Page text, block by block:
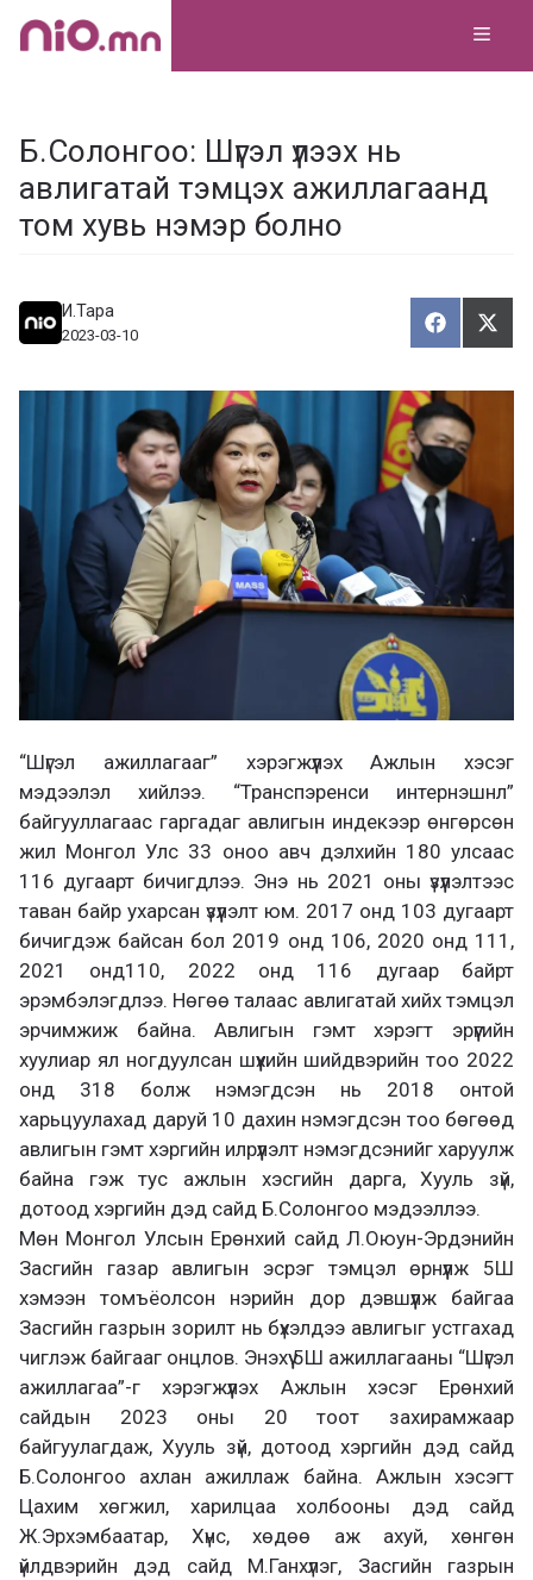
Skip
Б.Солонгоо: Шүгэл үлээх нь
авлигатай тэмцэх ажиллагаанд
том хувь нэмэр болно
И.Тара
2023-03-10
Х
у
а
а
л
ц
а
х
Т
э
“Шүгэл ажиллагааг” хэрэгжүүлэх Ажлын хэсэг
мэдээлэл хийлээ. “Транспэренси интернэшнл”
байгууллагаас гаргадаг авлигын индекээр өнгөрсөн
жил Монгол Улс 33 оноо авч дэлхийн 180 улсаас
116 дугаарт бичигдлээ. Энэ нь 2021 оны үзүүлэлтээс
таван байр ухарсан үзүүлэлт юм. 2017 онд 103 дугаарт
бичигдэж байсан бол 2019 онд 106, 2020 онд 111,
2021 онд110, 2022 онд 116 дугаар байрт
эрэмбэлэгдлээ. Нөгөө талаас авлигатай хийх тэмцэл
эрчимжиж байна. Авлигын гэмт хэрэгт эрүүгийн
хуулиар ял ногдуулсан шүүхийн шийдвэрийн тоо 2022
онд 318 болж нэмэгдсэн нь 2018 онтой
харьцуулахад даруй 10 дахин нэмэгдсэн тоо бөгөөд
авлигын гэмт хэргийн илрүүлэлт нэмэгдсэнийг харуулж
байна гэж тус ажлын хэсгийн дарга, Хууль зүй,
дотоод хэргийн дэд сайд Б.Солонгоо мэдээллээ.
Мөн Монгол Улсын Ерөнхий сайд Л.Оюун-Эрдэнийн
Засгийн газар авлигын эсрэг тэмцэл өрнүүлж 5Ш
хэмээн томъёолсон нэрийн дор дэвшүүлж байгаа
Засгийн газрын зорилт нь бүхэлдээ авлигыг устгахад
чиглэж байгааг онцлов. Энэхүү 5Ш ажиллагааны “Шүгэл
ажиллагаа”-г хэрэгжүүлэх Ажлын хэсэг Ерөнхий
сайдын 2023 оны 20 тоот захирамжаар
байгуулагдаж, Хууль зүй, дотоод хэргийн дэд сайд
Б.Солонгоо ахлан ажиллаж байна. Ажлын хэсэгт
Цахим хөгжил, харилцаа холбооны дэд сайд
Ж.Эрхэмбаатар, Хүнс, хөдөө аж ахуй, хөнгөн
үйлдвэрийн дэд сайд М.Ганхүлэг, Засгийн газрын